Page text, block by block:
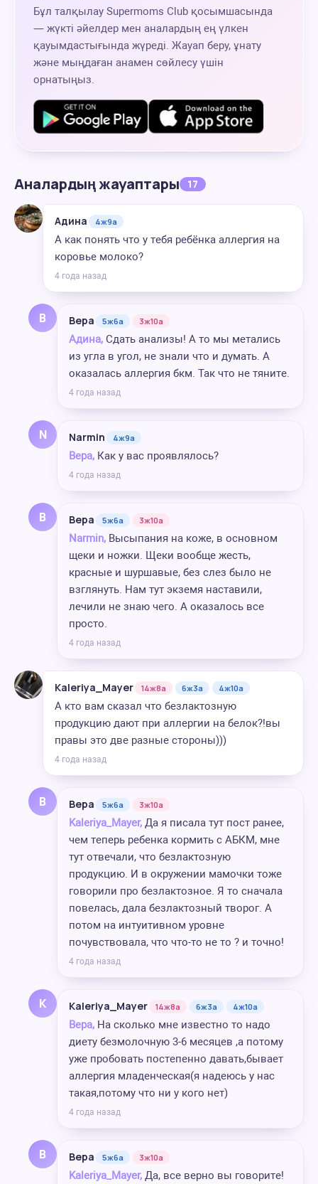
Бұл талқылау Supermoms Club қосымшасында
— жүкті әйелдер мен аналардың ең үлкен
қауымдастығында жүреді. Жауап беру, ұнату
және мыңдаған анамен сөйлесу үшін
орнатыңыз.
Аналардың жауаптары 17
Адина 4ж9а
А как понять что у тебя ребёнка аллергия на
коровье молоко?
4 года назад
В Вера 5ж6а 3ж10а
Адина, Сдать анализы! А то мы метались
из угла в угол, не знали что и думать. А
оказалась аллергия бкм. Так что не тяните.
4 года назад
N Narmin 4ж9а
Вера, Как у вас проявлялось?
4 года назад
В Вера 5ж6а 3ж10а
Narmin, Высыпания на коже, в основном
щеки и ножки. Щеки вообще жесть,
красные и шуршавые, без слез было не
взглянуть. Нам тут экземя наставили,
лечили не знаю чего. А оказалось все
просто.
4 года назад
Kaleriya_Mayer 14ж8а 6ж3а 4ж10а
А кто вам сказал что безлактозную
продукцию дают при аллергии на белок?!вы
правы это две разные стороны)))
4 года назад
В Вера 5ж6а 3ж10а
Kaleriya_Mayer, Да я писала тут пост ранее,
чем теперь ребенка кормить с АБКМ, мне
тут отвечали, что безлактозную
продукцию. И в окружении мамочки тоже
говорили про безлактозное. Я то сначала
повелась, дала безлактозный творог. А
потом на интуитивном уровне
почувствовала, что что-то не то ? и точно!
4 года назад
K Kaleriya_Mayer 14ж8а 6ж3а 4ж10а
Вера, На сколько мне известно то надо
диету безмолочную 3-6 месяцев ,а потому
уже пробовать постепенно давать,бывает
аллергия младенческая(я надеюсь у нас
такая,потому что ни у кого нет)
4 года назад
В Вера 5ж6а 3ж10а
Kaleriya_Mayer, Да, все верно вы говорите!